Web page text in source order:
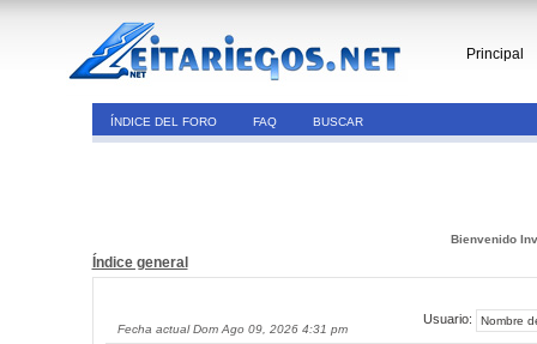
Principal
ÍNDICE DEL FORO FAQ BUSCAR
Bienvenido
Índice general
Fecha actual Dom Ago 09, 2026 4:31 pm
Usuario: